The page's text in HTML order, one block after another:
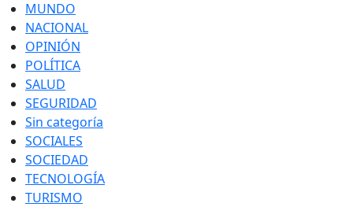
MUNDO
NACIONAL
OPINIÓN
POLÍTICA
SALUD
SEGURIDAD
Sin categoría
SOCIALES
SOCIEDAD
TECNOLOGÍA
TURISMO